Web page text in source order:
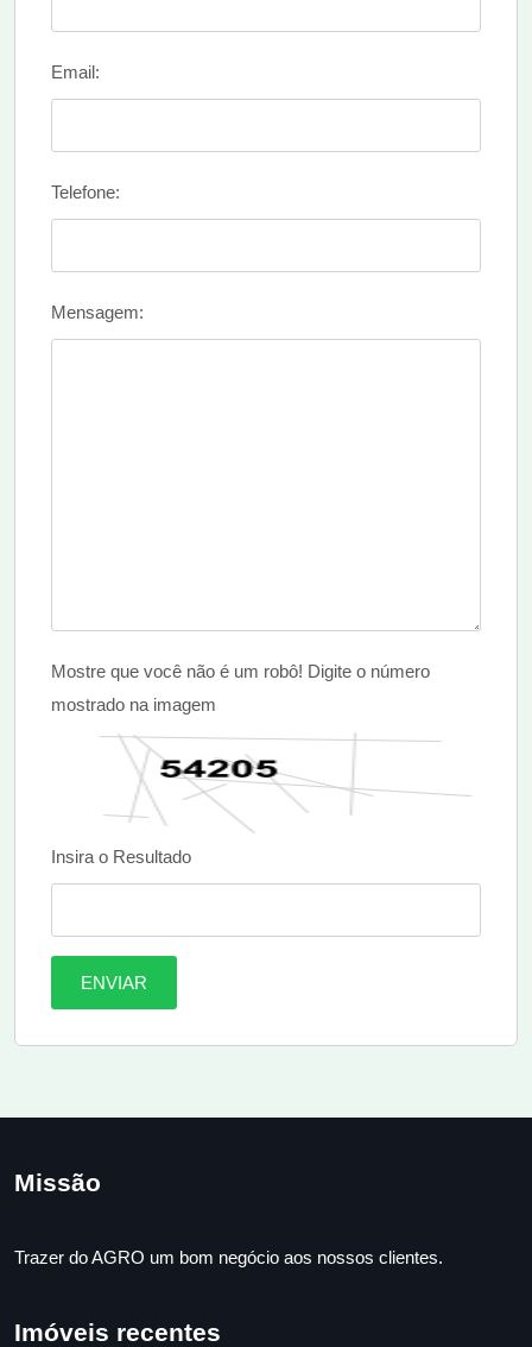
Email:
Telefone:
Mensagem:
Mostre que você não é um robô! Digite o número
mostrado na imagem
Insira o Resultado
ENVIAR
Missão
Trazer do AGRO um bom negócio aos nossos clientes.
Imóveis recentes